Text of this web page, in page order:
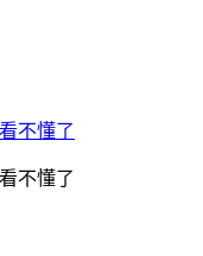
不懂了
不懂了